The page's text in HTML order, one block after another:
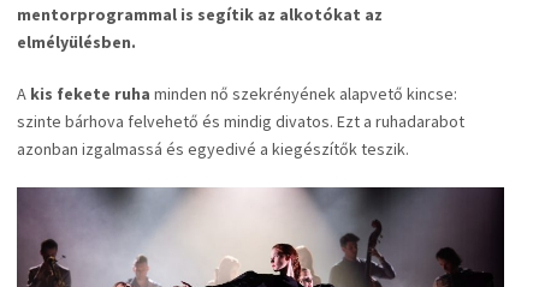
mentorprogrammal is segítik az alkotókat az
elmélyülésben.
A kis fekete ruha minden nő szekrényének alapvető kincse:
szinte bárhova felvehető és mindig divatos. Ezt a ruhadarabot
azonban izgalmassá és egyedivé a kiegészítők teszik.